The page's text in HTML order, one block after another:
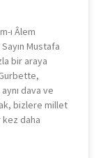
ı Âlem
Mustafa
bir araya
dava ve
bizlere millet
kez daha